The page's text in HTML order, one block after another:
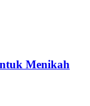
Menikah